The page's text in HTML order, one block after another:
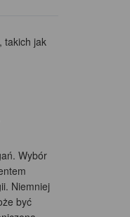
takich jak
Wybór
Niemniej
być